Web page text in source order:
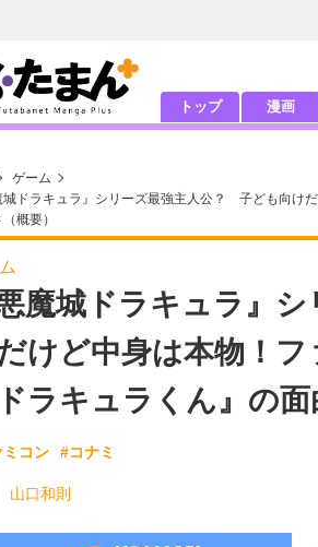
トップ 漫画
ゲーム
城ドラキュラ』シリーズ最強主人公？ 子ども向け
概要）
悪魔城ドラキュラ』
けど中身は本物！
ラキュラくん』の面
コン #コナミ
山口和則